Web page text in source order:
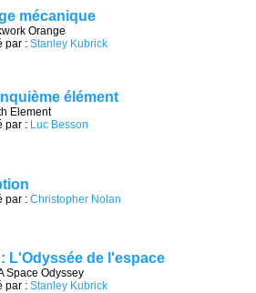
mécanique
Orange
par : Stanley Kubrick
élément
Element
par : Luc Besson
par : Christopher Nolan
L'Odyssée de l'espace
Space Odyssey
par : Stanley Kubrick